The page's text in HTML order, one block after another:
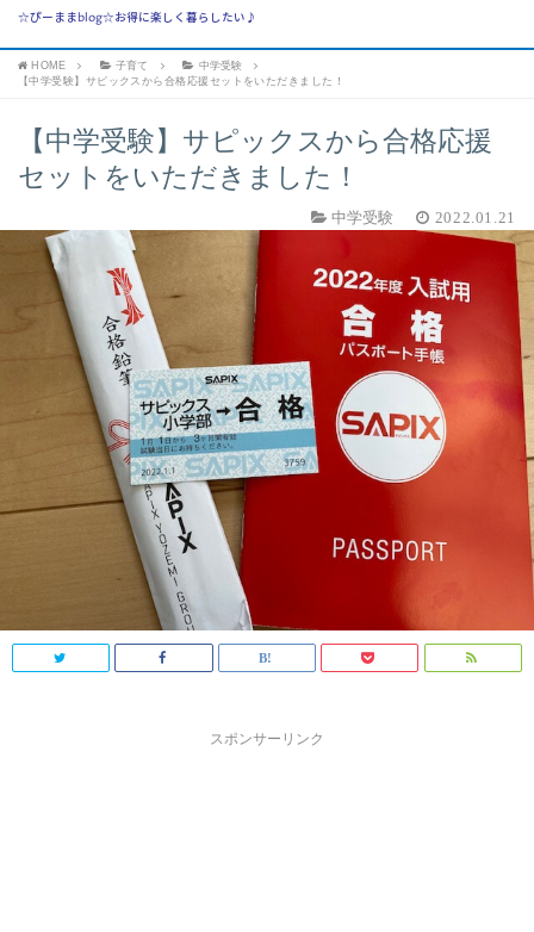
☆ぴーままblog☆お得に楽しく暮らしたい♪
HOME 子育て
中学受験
【中学受験】サピックスから合格応援セットをいただきました！
【中学受験】サピックスから合格応援
セットをいただきました！
中学受験 2022.01.21
スポンサーリンク